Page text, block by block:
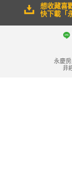
想收藏喜
快下載「
永慶
非